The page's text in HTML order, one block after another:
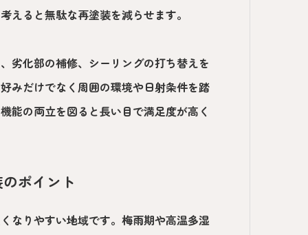
えると無駄な再塗装を減らせます。
劣化部の補修、シーリングの打ち替えを
みだけでなく周囲の環境や日射条件を踏
能の両立を図ると長い目で満足度が高く
ポイント
なりやすい地域です。梅雨期や高温多湿